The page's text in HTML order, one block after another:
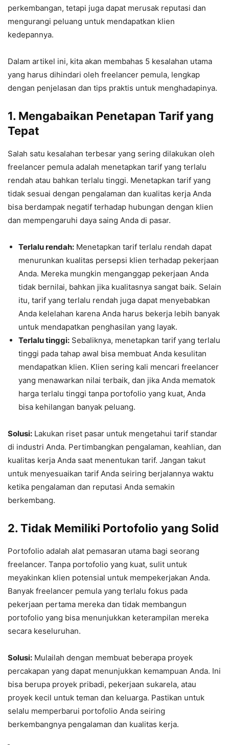
perkembangan, tetapi juga dapat merusak reputasi dan
mengurangi peluang untuk mendapatkan klien
kedepannya.
Dalam artikel ini, kita akan membahas 5 kesalahan utama
yang harus dihindari oleh freelancer pemula, lengkap
dengan penjelasan dan tips praktis untuk menghadapinya.
1. Mengabaikan Penetapan Tarif yang
Tepat
Salah satu kesalahan terbesar yang sering dilakukan oleh
freelancer pemula adalah menetapkan tarif yang terlalu
rendah atau bahkan terlalu tinggi. Menetapkan tarif yang
tidak sesuai dengan pengalaman dan kualitas kerja Anda
bisa berdampak negatif terhadap hubungan dengan klien
dan mempengaruhi daya saing Anda di pasar.
Terlalu rendah: Menetapkan tarif terlalu rendah dapat
menurunkan kualitas persepsi klien terhadap pekerjaan
Anda. Mereka mungkin menganggap pekerjaan Anda
tidak bernilai, bahkan jika kualitasnya sangat baik. Selain
itu, tarif yang terlalu rendah juga dapat menyebabkan
Anda kelelahan karena Anda harus bekerja lebih banyak
untuk mendapatkan penghasilan yang layak.
Terlalu tinggi: Sebaliknya, menetapkan tarif yang terlalu
tinggi pada tahap awal bisa membuat Anda kesulitan
mendapatkan klien. Klien sering kali mencari freelancer
yang menawarkan nilai terbaik, dan jika Anda mematok
harga terlalu tinggi tanpa portofolio yang kuat, Anda
bisa kehilangan banyak peluang.
Solusi: Lakukan riset pasar untuk mengetahui tarif standar
di industri Anda. Pertimbangkan pengalaman, keahlian, dan
kualitas kerja Anda saat menentukan tarif. Jangan takut
untuk menyesuaikan tarif Anda seiring berjalannya waktu
ketika pengalaman dan reputasi Anda semakin
berkembang.
2. Tidak Memiliki Portofolio yang Solid
Portofolio adalah alat pemasaran utama bagi seorang
freelancer. Tanpa portofolio yang kuat, sulit untuk
meyakinkan klien potensial untuk mempekerjakan Anda.
Banyak freelancer pemula yang terlalu fokus pada
pekerjaan pertama mereka dan tidak membangun
portofolio yang bisa menunjukkan keterampilan mereka
secara keseluruhan.
Solusi: Mulailah dengan membuat beberapa proyek
percakapan yang dapat menunjukkan kemampuan Anda. Ini
bisa berupa proyek pribadi, pekerjaan sukarela, atau
proyek kecil untuk teman dan keluarga. Pastikan untuk
selalu memperbarui portofolio Anda seiring
berkembangnya pengalaman dan kualitas kerja.